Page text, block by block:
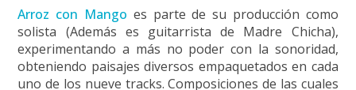
Arroz con Mango es parte de su producción como
solista (Además es guitarrista de Madre Chicha),
experimentando a más no poder con la sonoridad,
obteniendo paisajes diversos empaquetados en cada
uno de los nueve tracks. Composiciones de las cuales